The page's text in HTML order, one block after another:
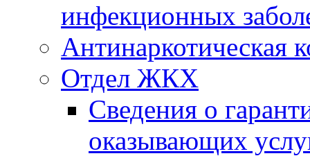
инфекционных
Антинаркотическая
Отдел ЖКХ
Сведения о
оказывающих